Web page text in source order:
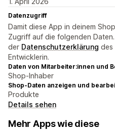
Datenzugriff
Damit diese App in deinem
Zugriff auf die folgenden
der Datenschutzerklärung des
Entwicklerin.
Daten von Mitarbeiter:innen und
Shop-Inhaber
Shop-Daten anzeigen und
Produkte
Details sehen
Mehr Apps wie diese